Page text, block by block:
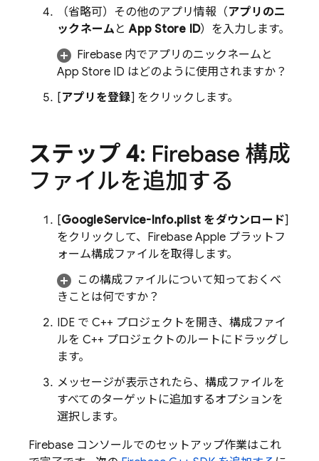
（省略可） その他のアプリ情報（アプリのニ
ックネーム とApp Store ID）を入力します。
Firebase 内でアプリのニックネームと
App Store ID はどのように使用されますか？
[アプリを登録] をクリックします。
ステップ 4: Firebase 構成
ファイルを追加する
[GoogleService-Info.plist をダウンロード]
をクリックして、Firebase Apple プラットフ
ォーム構成ファイルを取得します。
この構成ファイルについて知っておくべ
きことは何ですか？
IDE で C++ プロジェクトを開き、構成ファイ
ルを C++ プロジェクトのルートにドラッグし
ます。
メッセージが表示されたら、構成ファイルを
すべてのターゲットに追加するオプションを
選択します。
Firebase コンソールでのセットアップ作業はこれ